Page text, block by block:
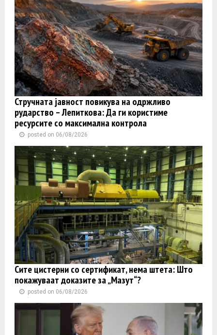
Стручната јавност повикува на одржливо
рударство – Лепиткова: Да ги користиме
ресурсите со максимална контрола
posted on 06/08/2026
Сите цистерни со сертификат, нема штета: Што
покажуваат доказите за „Мазут“?
posted on 06/08/2026